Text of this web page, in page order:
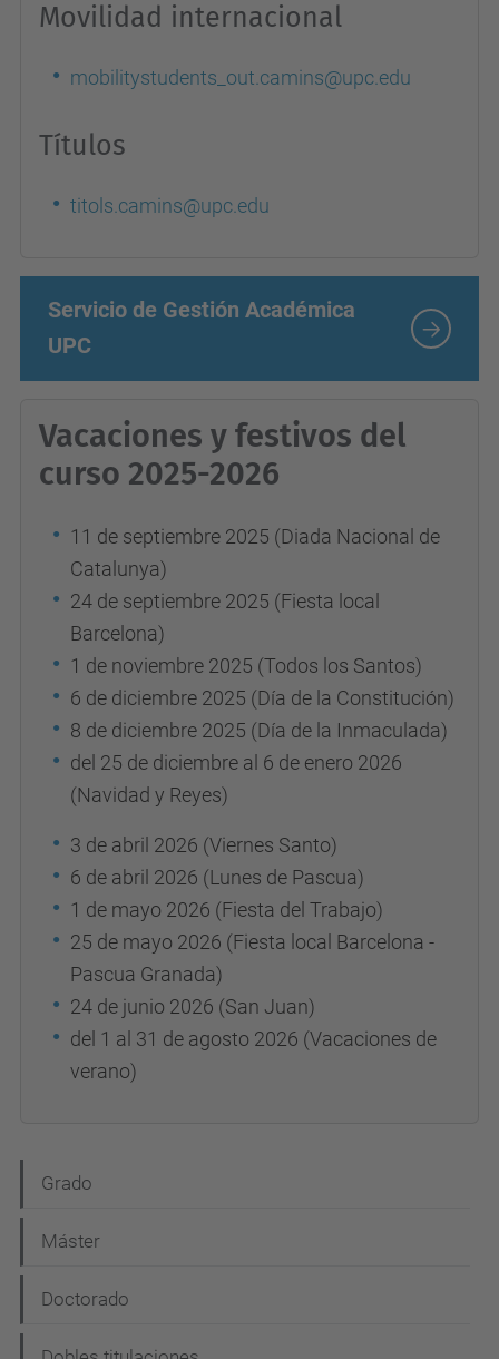
Movilidad internacional
mobilitystudents_out.camins@upc.edu
Títulos
titols.camins@upc.edu
Servicio de Gestión Académica
UPC
Vacaciones y festivos del
curso 2025-2026
11 de septiembre 2025 (Diada Nacional de
Catalunya)
24 de septiembre 2025 (Fiesta local
Barcelona)
1 de noviembre 2025 (Todos los Santos)
6 de diciembre 2025 (Día de la Constitución)
8 de diciembre 2025 (Día de la Inmaculada)
del 25 de diciembre al 6 de enero 2026
(Navidad y Reyes)
3 de abril 2026 (Viernes Santo)
6 de abril 2026 (Lunes de Pascua)
1 de mayo 2026 (Fiesta del Trabajo)
25 de mayo 2026 (Fiesta local Barcelona -
Pascua Granada)
24 de junio 2026 (San Juan)
del 1 al 31 de agosto 2026 (Vacaciones de
verano)
a
v
g
Grado
Máster
Doctorado